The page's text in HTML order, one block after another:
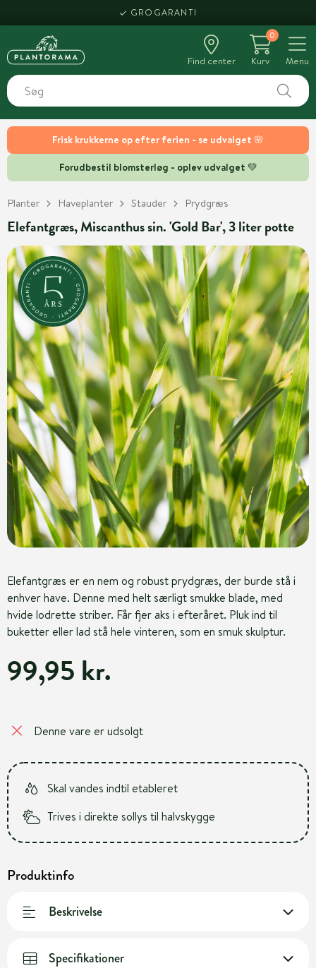
Frisk krukkerne op efter ferien - se udvalget 🌸
Forudbestil blomsterløg - oplev udvalget 💚
GROGARANTI
Find center
0
Kurv
Menu
Planter Haveplanter Stauder Prydgræs
Elefantgræs, Miscanthus sin. 'Gold Bar', 3 liter potte
Elefantgræs er en nem og robust prydgræs, der burde stå i
enhver have. Denne med helt særligt smukke blade, med
hvide lodrette striber. Får fjer aks i efteråret. Pluk ind til
buketter eller lad stå hele vinteren, som en smuk skulptur.
99,95 kr.
Denne vare er udsolgt
Skal vandes indtil etableret
Trives i direkte sollys til halvskygge
Produktinfo
Beskrivelse
Specifikationer